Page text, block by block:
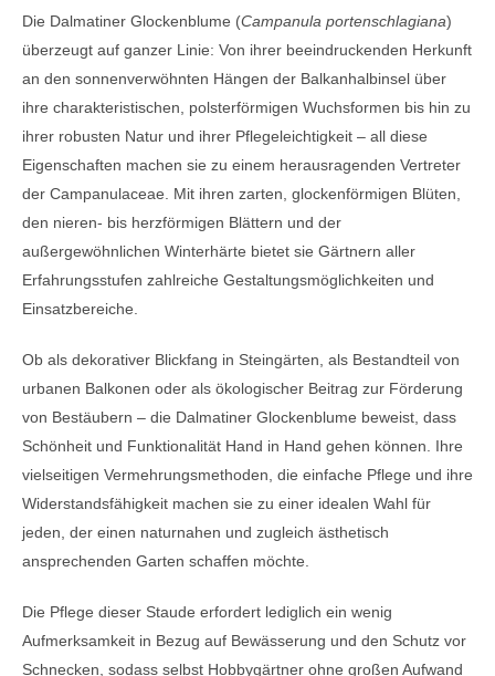
Die Dalmatiner Glockenblume (Campanula portenschlagiana)
überzeugt auf ganzer Linie: Von ihrer beeindruckenden Herkunft
an den sonnenverwöhnten Hängen der Balkanhalbinsel über
ihre charakteristischen, polsterförmigen Wuchsformen bis hin zu
ihrer robusten Natur und ihrer Pflegeleichtigkeit – all diese
Eigenschaften machen sie zu einem herausragenden Vertreter
der Campanulaceae. Mit ihren zarten, glockenförmigen Blüten,
den nieren- bis herzförmigen Blättern und der
außergewöhnlichen Winterhärte bietet sie Gärtnern aller
Erfahrungsstufen zahlreiche Gestaltungsmöglichkeiten und
Einsatzbereiche.
Ob als dekorativer Blickfang in Steingärten, als Bestandteil von
urbanen Balkonen oder als ökologischer Beitrag zur Förderung
von Bestäubern – die Dalmatiner Glockenblume beweist, dass
Schönheit und Funktionalität Hand in Hand gehen können. Ihre
vielseitigen Vermehrungsmethoden, die einfache Pflege und ihre
Widerstandsfähigkeit machen sie zu einer idealen Wahl für
jeden, der einen naturnahen und zugleich ästhetisch
ansprechenden Garten schaffen möchte.
Die Pflege dieser Staude erfordert lediglich ein wenig
Aufmerksamkeit in Bezug auf Bewässerung und den Schutz vor
Schnecken, sodass selbst Hobbygärtner ohne großen Aufwand